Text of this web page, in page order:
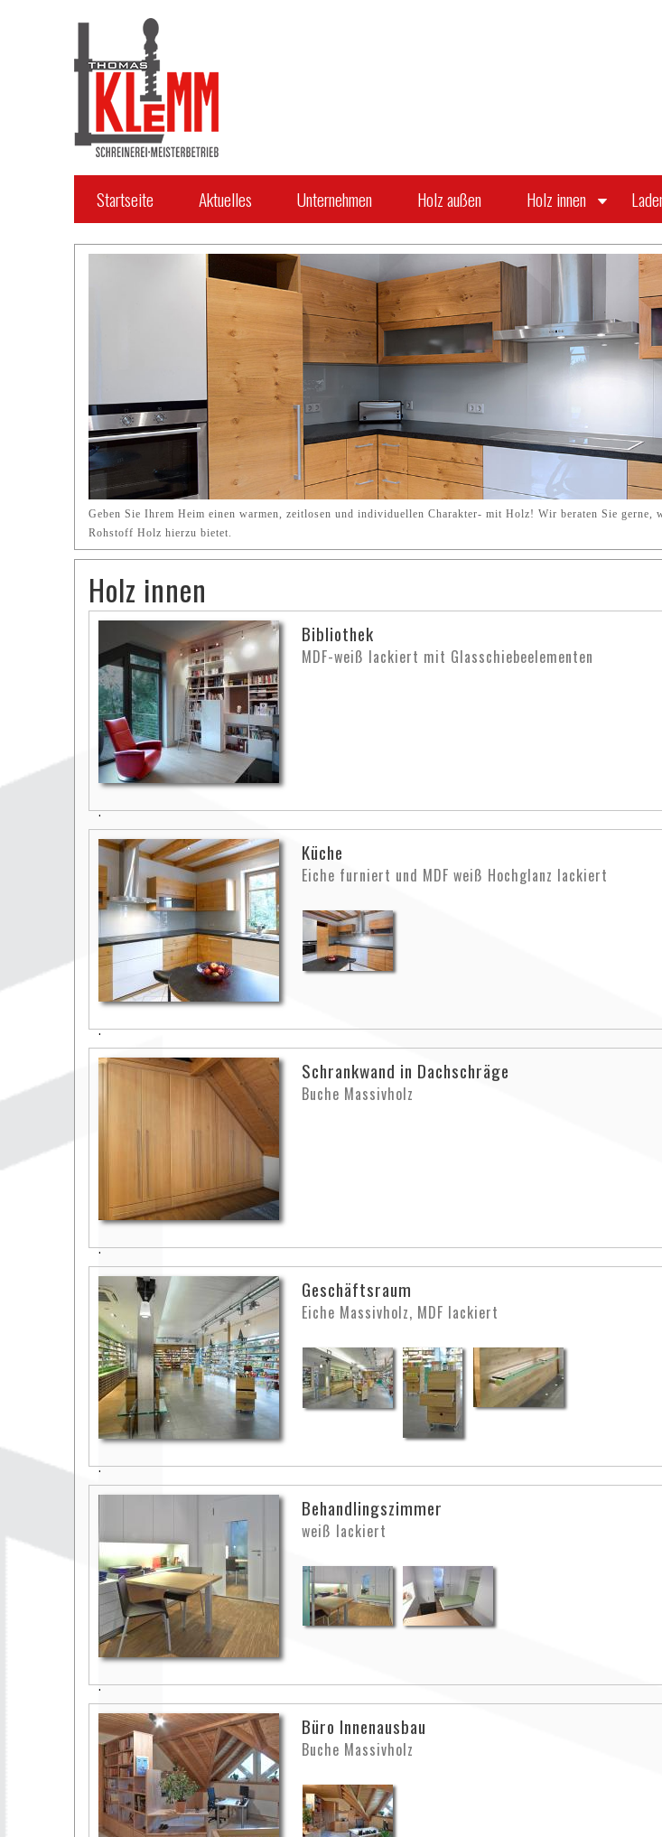
Startseite Aktuelles Unternehmen Holz außen Holz innen
Geben Sie Ihrem Heim einen warmen, zeitlosen und individuellen Charakter- mit Holz! Wir beraten Sie gerne,
Rohstoff Holz hierzu bietet.
Holz innen
Bibliothek
MDF-weiß lackiert mit Glasschiebeelementen
Küche
Eiche furniert und MDF weiß Hochglanz lackiert
Schrankwand in Dachschräge
Buche Massivholz
Geschäftsraum
Eiche Massivholz, MDF lackiert
Behandlingszimmer
weiß lackiert
Büro Innenausbau
Buche Massivholz